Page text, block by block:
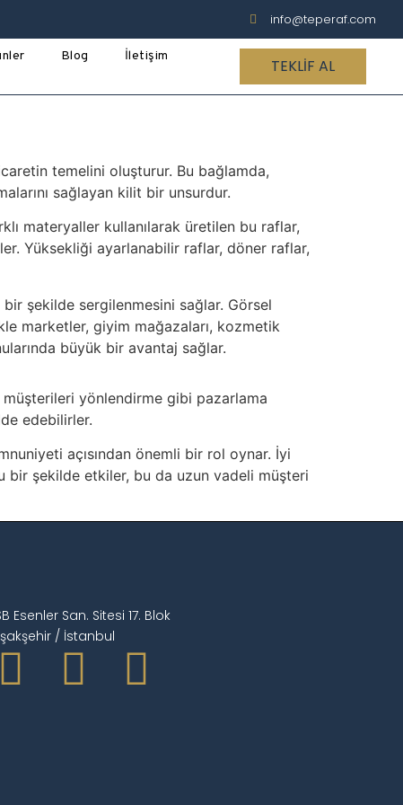
info@teperaf.com
Blog İletişim TEKLIF AL
temelini oluşturur. Bu bağlamda,
sağlayan kilit bir unsurdur.
materyaller kullanılarak üretilen bu raflar,
Yüksekliği ayarlanabilir raflar, döner raflar,
şekilde sergilenmesini sağlar. Görsel
marketler, giyim mağazaları, kozmetik
büyük bir avantaj sağlar.
yönlendirme gibi pazarlama
edebilirler.
açısından önemli bir rol oynar. İyi
bir şekilde etkiler, bu da uzun vadeli müşteri
Esenler San. Sitesi 17. Blok
/ İstanbul